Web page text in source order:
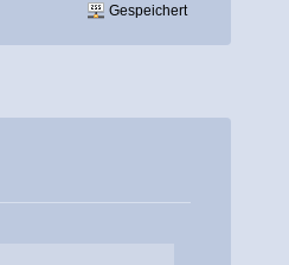
Gespeichert